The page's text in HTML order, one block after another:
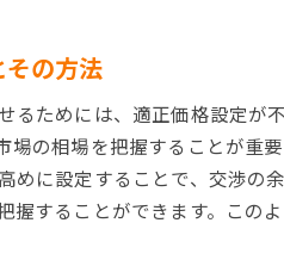
エ
競
地
の方法
るためには、適正価格設定が
場の相場を把握することが重
めに設定することで、交渉の
握することができます。この